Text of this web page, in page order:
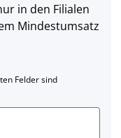
in den Filialen
Mindestumsatz
Felder sind